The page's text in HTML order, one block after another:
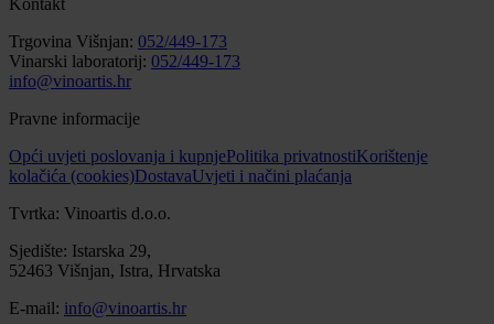
Kontakt
Trgovina Višnjan: 052/449-173
Vinarski laboratorij: 052/449-173
info@vinoartis.hr
Pravne informacije
Opći uvjeti poslovanja i kupnjePolitika privatnostiKorištenje
kolačića (cookies)DostavaUvjeti i načini plaćanja
Tvrtka: Vinoartis d.o.o.
Sjedište: Istarska 29,
52463 Višnjan, Istra, Hrvatska
E-mail: info@vinoartis.hr